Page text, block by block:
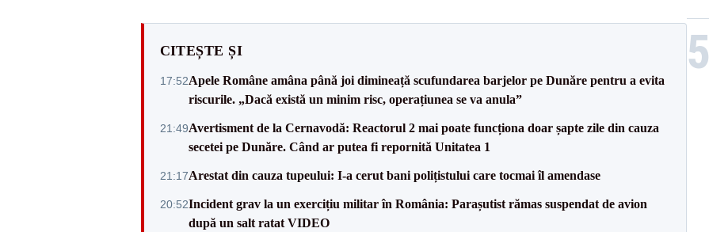
CITEȘTE ȘI
17:52Apele Române amâna până joi dimineață scufundarea barjelor pe Dunăre pentru a evita
riscurile. „Dacă există un minim risc, operațiunea se va anula”
21:49Avertisment de la Cernavodă: Reactorul 2 mai poate funcționa doar șapte zile din cauza
secetei pe Dunăre. Când ar putea fi repornită Unitatea 1
21:17Arestat din cauza tupeului: I-a cerut bani polițistului care tocmai îl amendase
20:52Incident grav la un exercițiu militar în România: Parașutist rămas suspendat de avion
după un salt ratat VIDEO
5